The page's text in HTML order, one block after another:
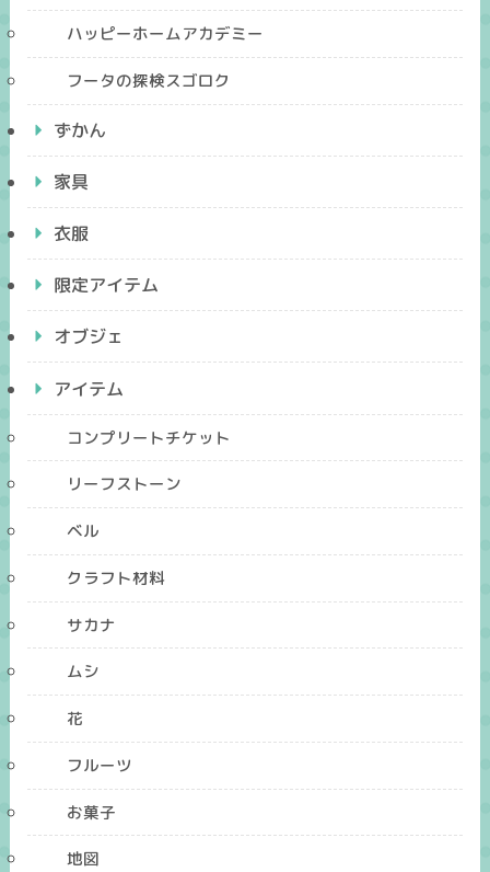
ハッピーホームアカデミー
フータの探検スゴロク
ずかん
家具
衣服
限定アイテム
オブジェ
アイテム
コンプリートチケット
リーフストーン
ベル
クラフト材料
サカナ
ムシ
花
フルーツ
お菓子
地図